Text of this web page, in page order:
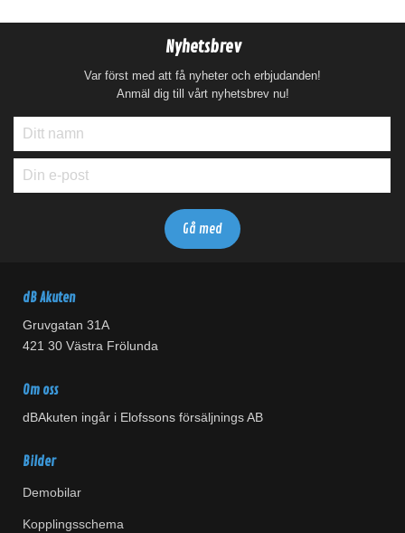
Nyhetsbrev
Var först med att få nyheter och erbjudanden!
Anmäl dig till vårt nyhetsbrev nu!
dB Akuten
Gruvgatan 31A
421 30 Västra Frölunda
Om oss
dBAkuten ingår i Elofssons försäljnings AB
Bilder
Demobilar
Kopplingsschema